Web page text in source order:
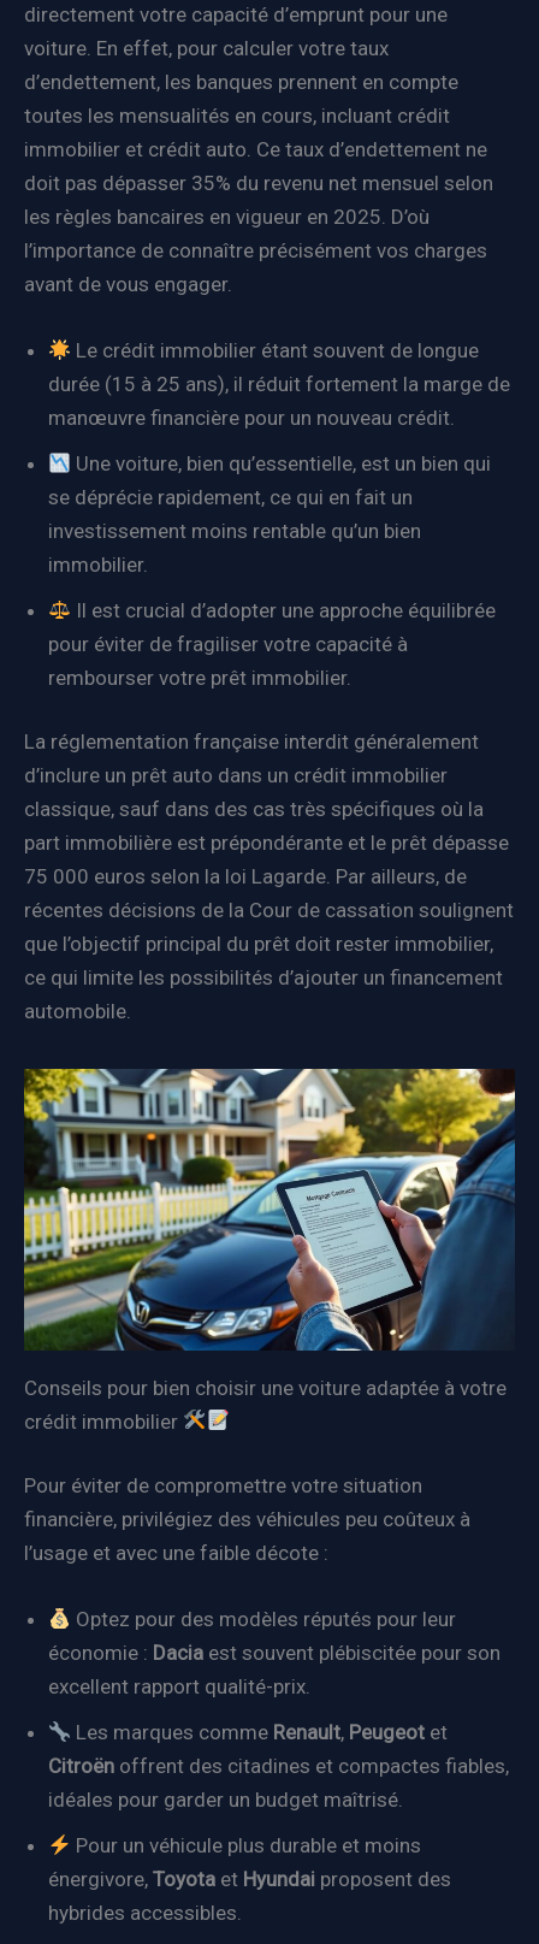
directement votre capacité d’emprunt pour une
voiture. En effet, pour calculer votre taux
d’endettement, les banques prennent en compte
toutes les mensualités en cours, incluant crédit
immobilier et crédit auto. Ce taux d’endettement ne
doit pas dépasser 35% du revenu net mensuel selon
les règles bancaires en vigueur en 2025. D’où
l’importance de connaître précisément vos charges
avant de vous engager.
Le crédit immobilier étant souvent de longue
durée (15 à 25 ans), il réduit fortement la marge de
manœuvre financière pour un nouveau crédit.
Une voiture, bien qu’essentielle, est un bien qui
se déprécie rapidement, ce qui en fait un
investissement moins rentable qu’un bien
immobilier.
Il est crucial d’adopter une approche équilibrée
pour éviter de fragiliser votre capacité à
rembourser votre prêt immobilier.
La réglementation française interdit généralement
d’inclure un prêt auto dans un crédit immobilier
classique, sauf dans des cas très spécifiques où la
part immobilière est prépondérante et le prêt dépasse
75 000 euros selon la loi Lagarde. Par ailleurs, de
récentes décisions de la Cour de cassation soulignent
que l’objectif principal du prêt doit rester immobilier,
ce qui limite les possibilités d’ajouter un financement
automobile.
Conseils pour bien choisir une voiture adaptée à votre
crédit immobilier
Pour éviter de compromettre votre situation
financière, privilégiez des véhicules peu coûteux à
l’usage et avec une faible décote :
Optez pour des modèles réputés pour leur
économie : Dacia est souvent plébiscitée pour son
excellent rapport qualité-prix.
Les marques comme Renault, Peugeot et
Citroën offrent des citadines et compactes fiables,
idéales pour garder un budget maîtrisé.
Pour un véhicule plus durable et moins
énergivore, Toyota et Hyundai proposent des
hybrides accessibles.